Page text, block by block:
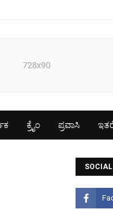
ಕ್ರೈಂ ಪ್ರವಾಸಿ